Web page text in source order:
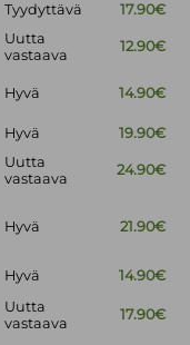
Tyydyttävä 17.90€
Uutta
vastaava
12.90€
Hyvä 14.90€
Hyvä 19.90€
Uutta
vastaava
24.90€
Hyvä 21.90€
Hyvä
14.90€
Uutta
vastaava
17.90€